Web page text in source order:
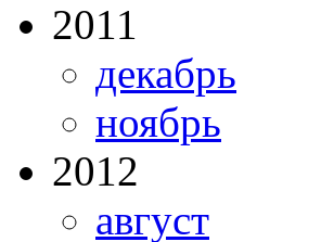
2011
декабрь
ноябрь
2012
август